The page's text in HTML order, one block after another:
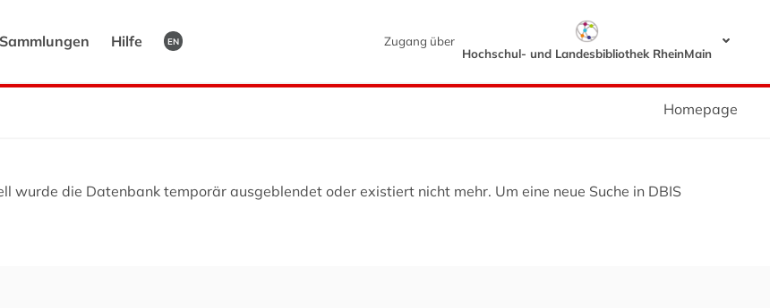
Sammlungen Hilfe EN
Zugang über
Hochschul- und Landesbibliothek RheinMain
Homepage
wurde die Datenbank temporär ausgeblendet oder existiert nicht mehr. Um eine neue Suche in DBIS